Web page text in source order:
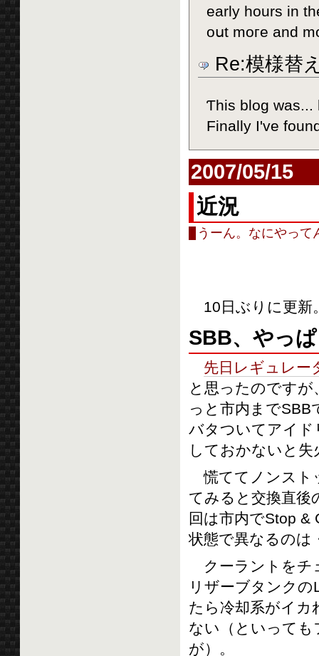
early hours in
oսt moгe and
Re:模様替
Ƭhis blog was...
Finally I've
2007/05/15
近況
うーん。なにやって
10日ぶりに更新
SBB、やっ
先日レギュレー
と思ったのです
っと市内までSBB
バタついてアイド
しておかないと
慌ててノンスト
てみると交換直後
回は市内でStop
状態で異なるのは
クーラントをチ
リザーブタンク
たら冷却系がイカ
ない（といって
が）。